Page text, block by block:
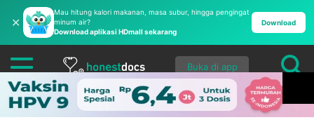
✕
Mau hitung kalori makanan, masa subur, hingga pengingat
minum air?
Download aplikasi HDmall sekarang
Download
Buka di app